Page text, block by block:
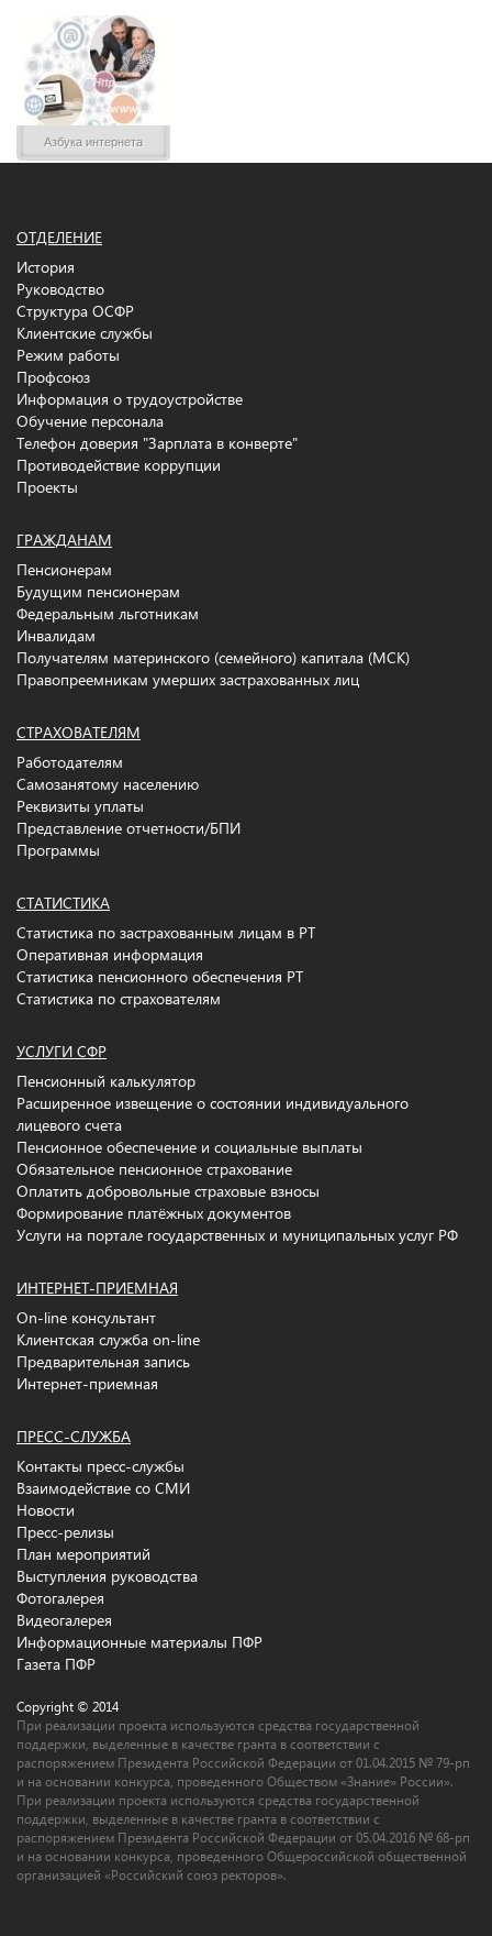
Азбука интернета
ОТДЕЛЕНИЕ
История
Руководство
Структура ОСФР
Клиентские службы
Режим работы
Профсоюз
Информация о трудоустройстве
Обучение персонала
Телефон доверия "Зарплата в конверте"
Противодействие коррупции
Проекты
ГРАЖДАНАМ
Пенсионерам
Будущим пенсионерам
Федеральным льготникам
Инвалидам
Получателям материнского (семейного) капитала (МСК)
Правопреемникам умерших застрахованных лиц
СТРАХОВАТЕЛЯМ
Работодателям
Самозанятому населению
Реквизиты уплаты
Представление отчетности/БПИ
Программы
СТАТИСТИКА
Статистика по застрахованным лицам в РТ
Оперативная информация
Статистика пенсионного обеспечения РТ
Статистика по страхователям
УСЛУГИ СФР
Пенсионный калькулятор
Расширенное извещение о состоянии индивидуального
лицевого счета
Пенсионное обеспечение и социальные выплаты
Обязательное пенсионное страхование
Оплатить добровольные страховые взносы
Формирование платёжных документов
Услуги на портале государственных и муниципальных услуг РФ
ИНТЕРНЕТ-ПРИЕМНАЯ
On-line консультант
Клиентская служба on-line
Предварительная запись
Интернет-приемная
ПРЕСС-СЛУЖБА
Контакты пресс-службы
Взаимодействие со СМИ
Новости
Пресс-релизы
План мероприятий
Выступления руководства
Фотогалерея
Видеогалерея
Информационные материалы ПФР
Газета ПФР
Copyright © 2014
При реализации проекта используются средства государственной
поддержки, выделенные в качестве гранта в соответствии c
распоряжением Президента Российской Федерации от 01.04.2015 № 79-рп
и на основании конкурса, проведенного Обществом «Знание» России».
При реализации проекта используются средства государственной
поддержки, выделенные в качестве гранта в соответствии c
распоряжением Президента Российской Федерации от 05.04.2016 № 68-рп
и на основании конкурса, проведенного Общероссийской общественной
организацией «Российский союз ректоров».